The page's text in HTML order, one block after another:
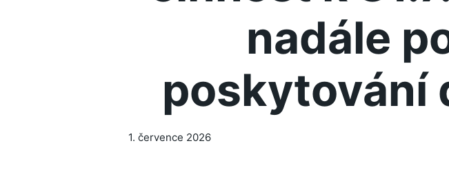
nadále
poskytování
1. července 2026